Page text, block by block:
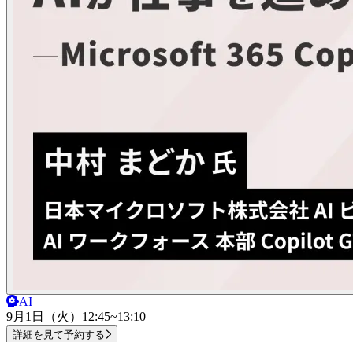
AI
9月1日（火） 12:45~13:10
詳細を見て予約する